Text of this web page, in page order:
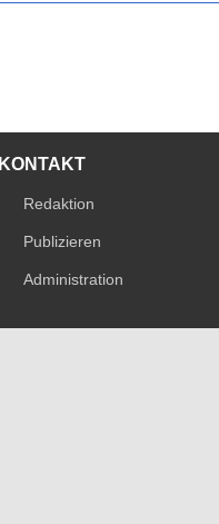
KONTAKT
Redaktion
Publizieren
Administration